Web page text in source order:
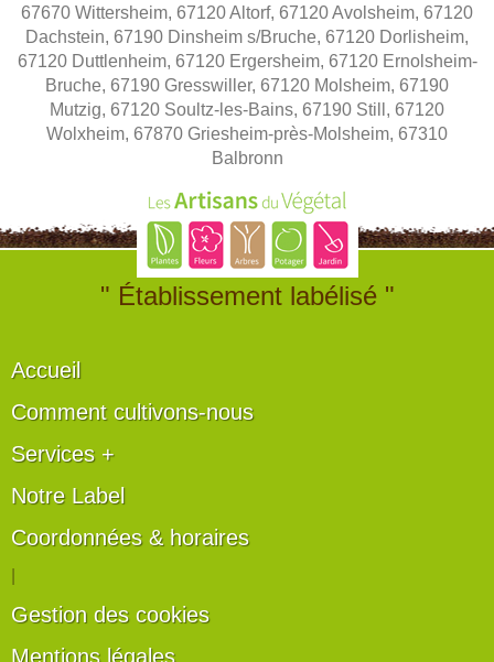
67670 Wittersheim, 67120 Altorf, 67120 Avolsheim, 67120
Dachstein, 67190 Dinsheim s/Bruche, 67120 Dorlisheim,
67120 Duttlenheim, 67120 Ergersheim, 67120 Ernolsheim-
Bruche, 67190 Gresswiller, 67120 Molsheim, 67190
Mutzig, 67120 Soultz-les-Bains, 67190 Still, 67120
Wolxheim, 67870 Griesheim-près-Molsheim, 67310
Balbronn
" Établissement labélisé "
Accueil
Comment cultivons-nous
Services +
Notre Label
Coordonnées & horaires
Gestion des cookies
Mentions légales